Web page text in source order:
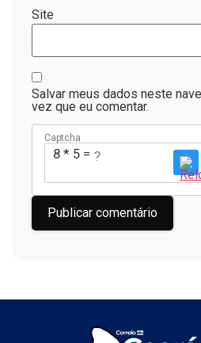
Site
Salvar meus dados neste
vez que eu comentar.
Captcha
8 * 5 = ?